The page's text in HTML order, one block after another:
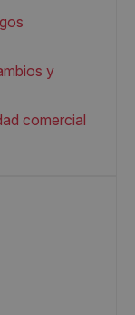
y
comercial